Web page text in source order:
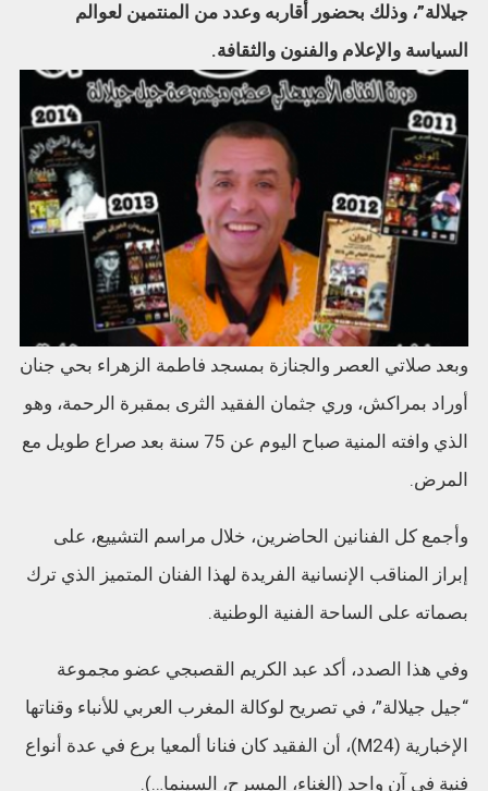
جيلالة”، وذلك بحضور أقاربه وعدد من المنتمين لعوالم
السياسة والإعلام والفنون والثقافة.
وبعد صلاتي العصر والجنازة بمسجد فاطمة الزهراء بحي جنان
أوراد بمراكش، وري جثمان الفقيد الثرى بمقبرة الرحمة، وهو
الذي وافته المنية صباح اليوم عن 75 سنة بعد صراع طويل مع
المرض.
وأجمع كل الفنانين الحاضرين، خلال مراسم التشييع، على
إبراز المناقب الإنسانية الفريدة لهذا الفنان المتميز الذي ترك
بصماته على الساحة الفنية الوطنية.
وفي هذا الصدد، أكد عبد الكريم القصبجي عضو مجموعة
“جيل جيلالة”، في تصريح لوكالة المغرب العربي للأنباء وقناتها
الإخبارية (M24)، أن الفقيد كان فنانا ألمعيا برع في عدة أنواع
فنية في آن واحد (الغناء، المسرح، السينما…).